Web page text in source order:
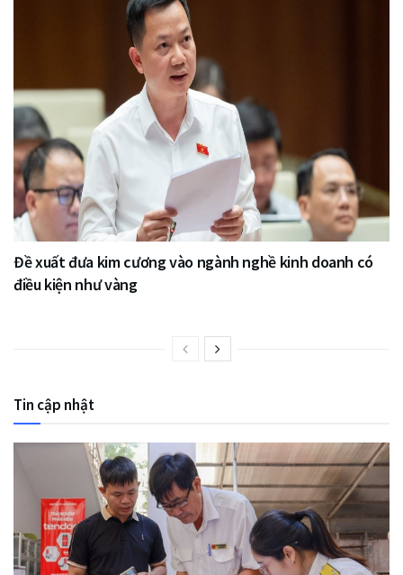
Đề xuất đưa kim cương vào ngành nghề kinh doanh có
điều kiện như vàng
Tin cập nhật